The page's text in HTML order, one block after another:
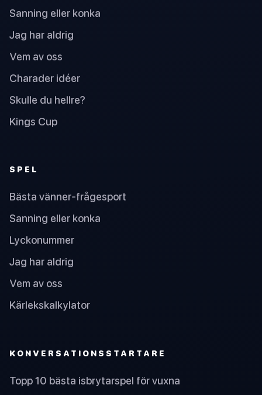
Sanning eller konka
Jag har aldrig
Vem av oss
Charader idéer
Skulle du hellre?
Kings Cup
SPEL
Bästa vänner-frågesport
Sanning eller konka
Lyckonummer
Jag har aldrig
Vem av oss
Kärlekskalkylator
KONVERSATIONSSTARTARE
Topp 10 bästa isbrytarspel för vuxna